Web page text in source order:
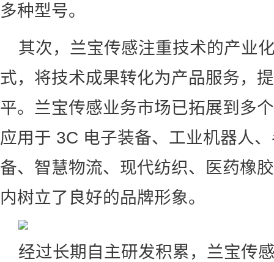
多种型号。
其次，兰宝传感注重技术的产业
式，将技术成果转化为产品服务，
平。兰宝传感业务市场已拓展到多
应用于 3C 电子装备、工业机器人
备、智慧物流、现代纺织、医药橡
内树立了良好的品牌形象。
经过长期自主研发积累，兰宝传